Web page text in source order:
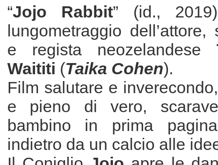
“Jojo Rabbit” (id.,
lungometraggio dell’attore,
e regista neozelandese
Waititi (Taika Cohen).
Film salutare e
e pieno di vero,
bambino in prima
indietro da un calcio alle